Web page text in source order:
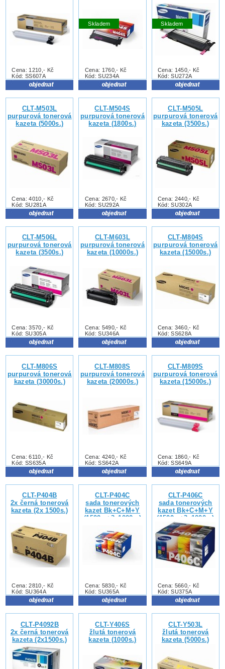
Cena: 1210,- Kč
Kód: SS607A
Skladem
Cena: 1760,- Kč
Kód: SU234A
Skladem
Cena: 1450,- Kč
Kód: SU272A
CLT-M503L
purpurová tonerová
kazeta (5000s.)
Cena: 4010,- Kč
Kód: SU281A
CLT-M504S
purpurová tonerová
kazeta (1800s.)
Cena: 2670,- Kč
Kód: SU292A
CLT-M505L
purpurová tonerová
kazeta (3500s.)
Cena: 2440,- Kč
Kód: SU302A
CLT-M506L
purpurová tonerová
kazeta (3500s.)
Cena: 3570,- Kč
Kód: SU305A
CLT-M603L
purpurová tonerová
kazeta (10000s.)
Cena: 5490,- Kč
Kód: SU346A
CLT-M804S
purpurová tonerová
kazeta (15000s.)
Cena: 3460,- Kč
Kód: SS628A
CLT-M806S
purpurová tonerová
kazeta (30000s.)
Cena: 6110,- Kč
Kód: SS635A
CLT-M808S
purpurová tonerová
kazeta (20000s.)
Cena: 4240,- Kč
Kód: SS642A
CLT-M809S
purpurová tonerová
kazeta (15000s.)
Cena: 1860,- Kč
Kód: SS649A
CLT-P404B
2x černá tonerová
kazeta (2x 1500s.)
Cena: 2810,- Kč
Kód: SU364A
CLT-P404C
sada tonerových
kazet Bk+C+M+Y
(1500s.+3x1000s.)
Cena: 5830,- Kč
Kód: SU365A
CLT-P406C
sada tonerových
kazet Bk+C+M+Y
(1500s.+3x1000s.)
Cena: 5660,- Kč
Kód: SU375A
CLT-P4092B
2x černá tonerová
kazeta (2x1500s.)
CLT-Y406S
žlutá tonerová
kazeta (1000s.)
CLT-Y503L
žlutá tonerová
kazeta (5000s.)